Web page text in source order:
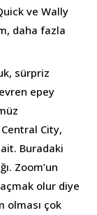
ve Wally
daha fazla
sürpriz
epey
City,
Buradaki
Zoom’un
olur diye
olması çok